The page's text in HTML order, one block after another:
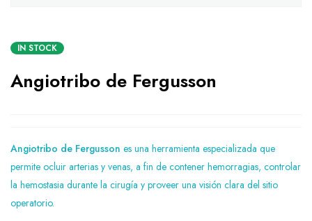
IN STOCK
Angiotribo de Fergusson
Angiotribo de Fergusson es una herramienta especializada que
permite ocluir arterias y venas, a fin de contener hemorragias, controlar
la hemostasia durante la cirugía y proveer una visión clara del sitio
operatorio.